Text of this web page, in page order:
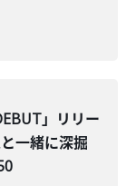
」リリー
一緒に深掘